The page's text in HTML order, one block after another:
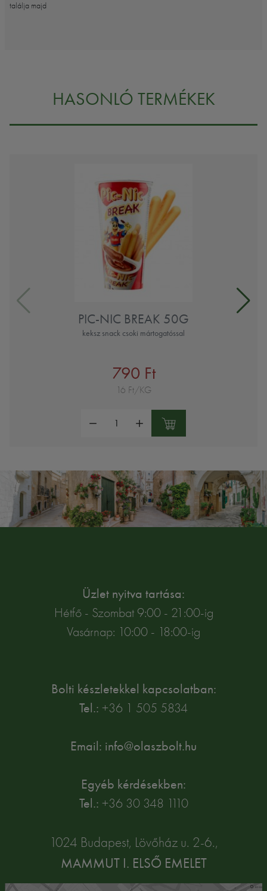
találja majd
HASONLÓ TERMÉKEK
PIC-NIC BREAK 50G
keksz snack csoki mártogatóssal
790 Ft
16 Ft/KG
Üzlet nyitva tartása:
Hétfő - Szombat 9:00 - 21:00-ig
Vasárnap: 10:00 - 18:00-ig
Bolti készletekkel kapcsolatban:
Tel.: +36 1 505 5834
Email: info@olaszbolt.hu
Egyéb kérdésekben:
Tel.: +36 30 348 1110
1024 Budapest, Lövőház u. 2-6.,
MAMMUT I. ELSŐ EMELET